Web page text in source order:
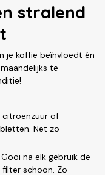
stralend
je koffie beïnvloedt én
te
citroenzuur of
Net zo
Gooi na elk gebruik de
schoon. Zo